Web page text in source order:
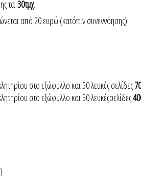
τα 30τμχ.
από 20 ευρώ (κατόπιν συνεννόησης).
στο εξώφυλλο και 50 λευκές σελίδες
στο εξώφυλλο και 50 λευκέςσελίδες